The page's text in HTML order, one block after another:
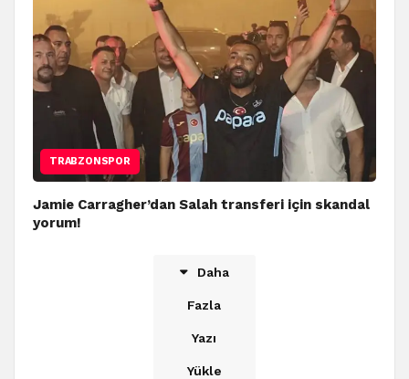
TRABZONSPOR
Jamie Carragher’dan Salah transferi için skandal
yorum!
Daha
Fazla
Yazı
Yükle